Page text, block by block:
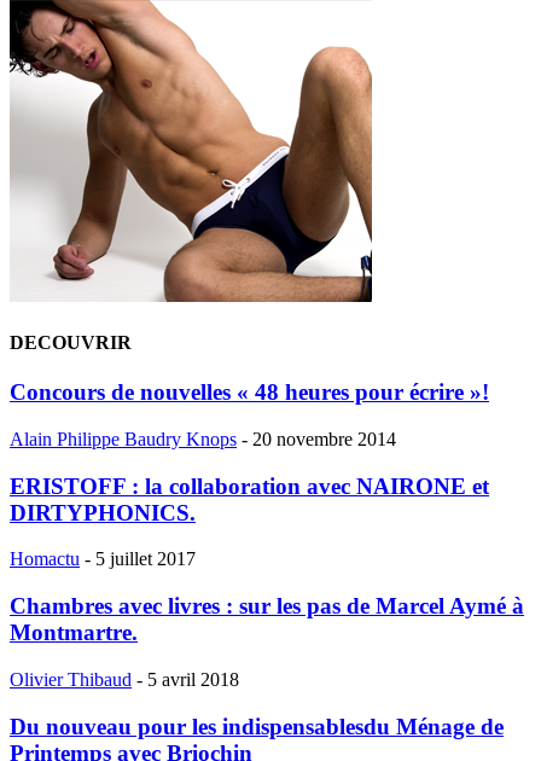
DECOUVRIR
Concours de nouvelles « 48 heures pour écrire »!
Alain Philippe Baudry Knops - 20 novembre 2014
ERISTOFF : la collaboration avec NAIRONE et
DIRTYPHONICS.
Homactu - 5 juillet 2017
Chambres avec livres : sur les pas de Marcel Aymé à
Montmartre.
Olivier Thibaud - 5 avril 2018
Du nouveau pour les indispensablesdu Ménage de
Printemps avec Briochin